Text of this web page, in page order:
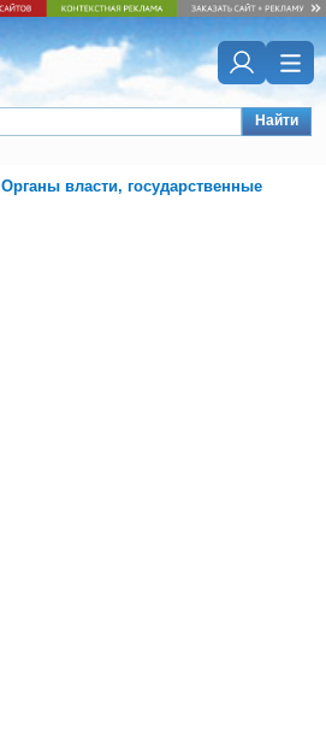
Найти
Органы власти, государственные